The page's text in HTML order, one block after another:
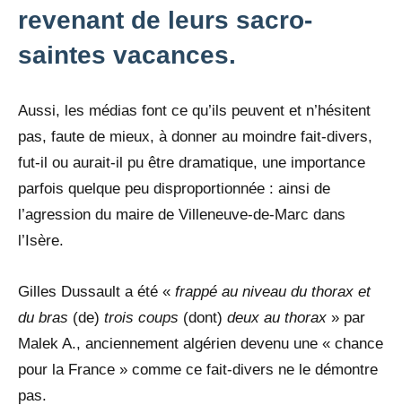
revenant de leurs sacro-
saintes vacances.
Aussi, les médias font ce qu’ils peuvent et n’hésitent
pas, faute de mieux, à donner au moindre fait-divers,
fut-il ou aurait-il pu être dramatique, une importance
parfois quelque peu disproportionnée : ainsi de
l’agression du maire de Villeneuve-de-Marc dans
l’Isère.
Gilles Dussault a été « frappé au niveau du thorax et
du bras (de) trois coups (dont) deux au thorax » par
Malek A., anciennement algérien devenu une « chance
pour la France » comme ce fait-divers ne le démontre
pas.